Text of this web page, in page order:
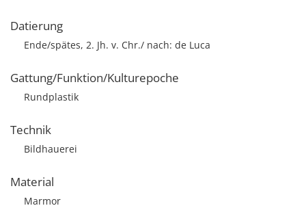
Datierung
Ende/spätes, 2. Jh. v. Chr./ nach: de Luca
Gattung/Funktion/Kulturepoche
Rundplastik
Technik
Bildhauerei
Material
Marmor